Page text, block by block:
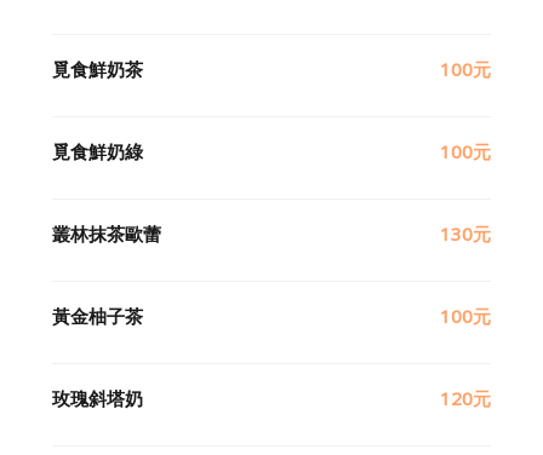
覓食鮮奶茶 100元
覓食鮮奶綠 100元
叢林抹茶歐蕾 130元
黃金柚子茶 100元
玫瑰斜塔奶 120元